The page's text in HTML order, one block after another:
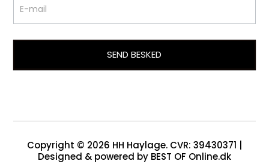
SEND BESKED
Copyright © 2026 HH Haylage. CVR: 39430371 |
Designed & powered by BEST OF Online.dk